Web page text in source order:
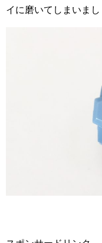
イに磨いてしまいまし